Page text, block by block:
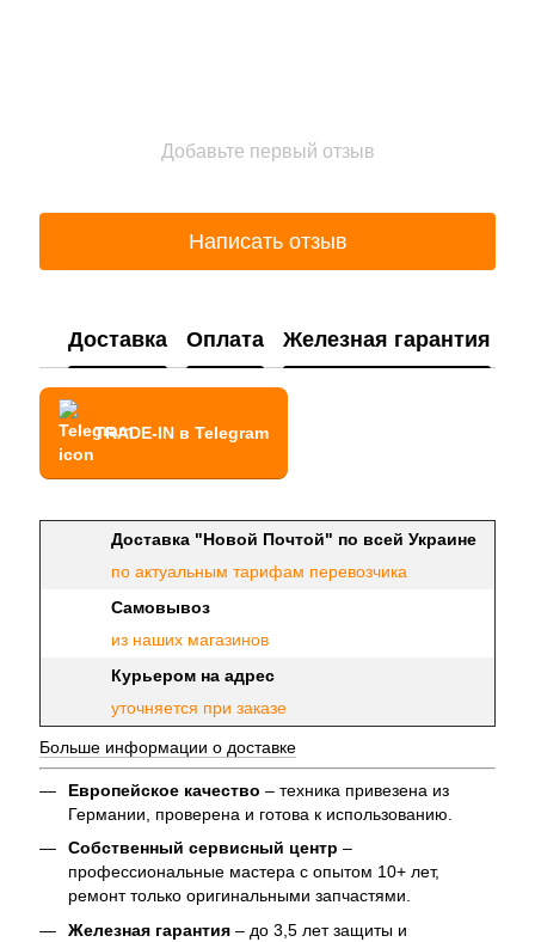
Добавьте первый отзыв
Написать отзыв
Доставка Оплата Железная гарантия
TRADE-IN в Telegram
Доставка "Новой Почтой" по всей Украине
по актуальным тарифам перевозчика
Самовывоз
из наших магазинов
Курьером на адрес
уточняется при заказе
Больше информации о доставке
Европейское качество – техника привезена из
Германии, проверена и готова к использованию.
Собственный сервисный центр –
профессиональные мастера с опытом 10+ лет,
ремонт только оригинальными запчастями.
Железная гарантия – до 3,5 лет защиты и